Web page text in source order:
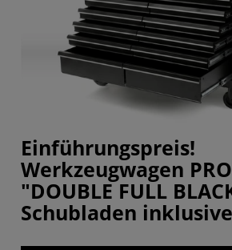
Einführungspreis!
Werkzeugwagen
"DOUBLE FULL
Schubladen